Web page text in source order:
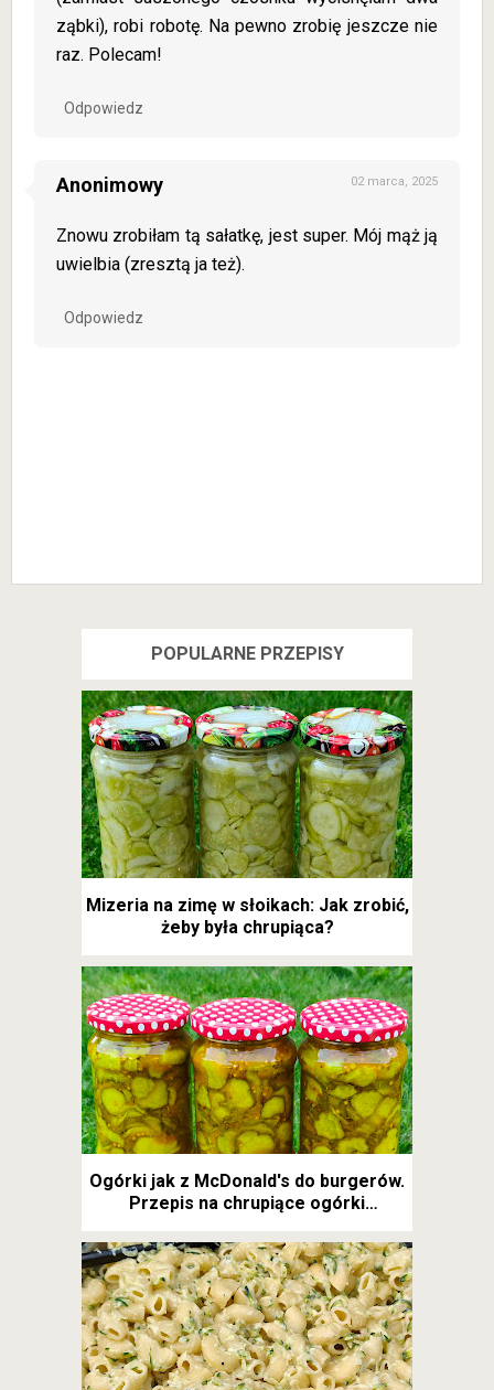
ząbki), robi robotę. Na pewno zrobię jeszcze nie
raz. Polecam!
Odpowiedz
Anonimowy 02 marca, 2025
Znowu zrobiłam tą sałatkę, jest super. Mój mąż ją
uwielbia (zresztą ja też).
Odpowiedz
POPULARNE PRZEPISY
Mizeria na zimę w słoikach: Jak zrobić,
żeby była chrupiąca?
Ogórki jak z McDonald's do burgerów.
Przepis na chrupiące ogórki